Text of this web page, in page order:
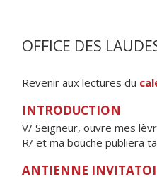
OFFICE DES
Revenir aux lectures du
INTRODUCTION
V/ Seigneur, ouvre mes
R/ et ma bouche publiera
ANTIENNE